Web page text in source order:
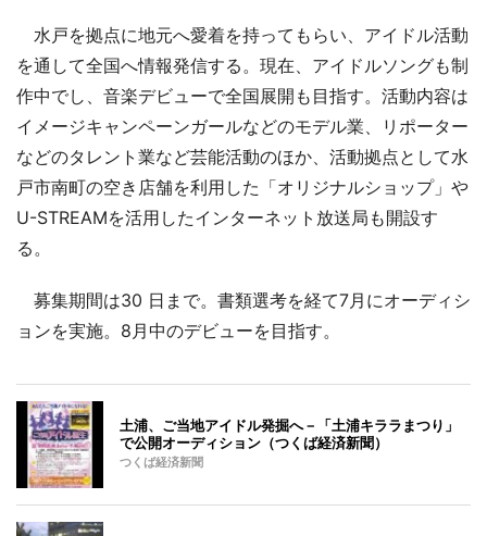
水戸を拠点に地元へ愛着を持ってもらい、アイドル活動
を通して全国へ情報発信する。現在、アイドルソングも制
作中でし、音楽デビューで全国展開も目指す。活動内容は
イメージキャンペーンガールなどのモデル業、リポーター
などのタレント業など芸能活動のほか、活動拠点として水
戸市南町の空き店舗を利用した「オリジナルショップ」や
U-STREAMを活用したインターネット放送局も開設す
る。
募集期間は30 日まで。書類選考を経て7月にオーディシ
ョンを実施。8月中のデビューを目指す。
土浦、ご当地アイドル発掘へ－「土浦キララまつり」
で公開オーディション（つくば経済新聞）
つくば経済新聞